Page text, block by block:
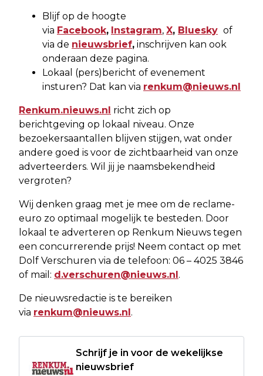
Blijf op de hoogte
via Facebook, Instagram, X, Bluesky of
via de nieuwsbrief, inschrijven kan ook
onderaan deze pagina.
Lokaal (pers)bericht of evenement
insturen? Dat kan via renkum@nieuws.nl
Renkum.nieuws.nl richt zich op
berichtgeving op lokaal niveau. Onze
bezoekersaantallen blijven stijgen, wat onder
andere goed is voor de zichtbaarheid van onze
adverteerders. Wil jij je naamsbekendheid
vergroten?
Wij denken graag met je mee om de reclame-
euro zo optimaal mogelijk te besteden. Door
lokaal te adverteren op Renkum Nieuws tegen
een concurrerende prijs! Neem contact op met
Dolf Verschuren via de telefoon: 06 – 4025 3846
of mail: d.verschuren@nieuws.nl.
De nieuwsredactie is te bereiken
via renkum@nieuws.nl.
Schrijf je in voor de wekelijkse
nieuwsbrief